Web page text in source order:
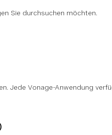
Sie durchsuchen möchten.
Jede Vonage-Anwendung